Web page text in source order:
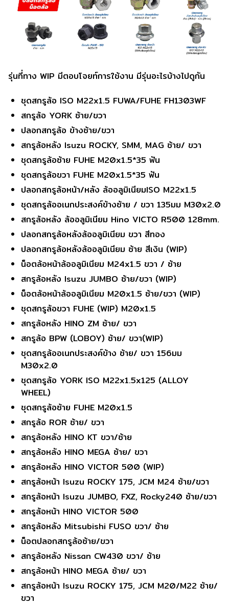
รุ่นที่ทาง WIP มีตอบโจยท์การใช้งาน มีรุ่นอะไรบ้างไปดูกัน
ชุดสกรูล้อ ISO M22x1.5 FUWA/FUHE FH1303WF
สกรูล้อ YORK ซ้าย/ขวา
ปลอกสกรูล้อ ข้างซ้าย/ขวา
สกรูล้อหลัง Isuzu ROCKY, SMM, MAG ซ้าย/ ขวา
ชุดสกรูล้อซ้าย FUHE M20x1.5*35 ฟัน
ชุดสกรูล้อขวา FUHE M20x1.5*35 ฟัน
ปลอกสกรูล้อหน้า/หลัง ล้ออลูมิเนียมISO M22x1.5
ชุดสกรูล้ออเนกประสงค์ข้างซ้าย / ขวา 135มม M30x2.0
สกรูล้อหลัง ล้ออลูมิเนียม Hino VICTO R500 128mm.
ปลอกสกรูล้อหลังล้ออลูมิเนียม ขวา สีทอง
ปลอกสกรูล้อหลังล้ออลูมิเนียม ซ้าย สีเงิน (WIP)
น็อตล้อหน้าล้ออลูมิเนียม M24x1.5 ขวา / ซ้าย
สกรูล้อหลัง Isuzu JUMBO ซ้าย/ขวา (WIP)
น็อตล้อหน้าล้ออลูมิเนียม M20x1.5 ซ้าย/ขวา (WIP)
ชุดสกรูล้อขวา FUHE (WIP) M20x1.5
สกรูล้อหลัง HINO ZM ซ้าย/ ขวา
สกรูล้อ BPW (LOBOY) ซ้าย/ ขวา(WIP)
ชุดสกรูล้ออเนกประสงค์ข้าง ซ้าย/ ขวา 156มม
M30x2.0
ชุดสกรูล้อ YORK ISO M22x1.5x125 (ALLOY
WHEEL)
ชุดสกรูล้อซ้าย FUHE M20x1.5
สกรูล้อ ROR ซ้าย/ ขวา
สกรูล้อหลัง HINO KT ขวา/ซ้าย
สกรูล้อหลัง HINO MEGA ซ้าย/ ขวา
สกรูล้อหลัง HINO VICTOR 500 (WIP)
สกรูล้อหน้า Isuzu ROCKY 175, JCM M24 ซ้าย/ขวา
สกรูล้อหน้า Isuzu JUMBO, FXZ, Rocky240 ซ้าย/ขวา
สกรูล้อหน้า HINO VICTOR 500
สกรูล้อหลัง Mitsubishi FUSO ขวา/ ซ้าย
น็อตปลอกสกรูล้อซ้าย/ขวา
สกรูล้อหลัง Nissan CW430 ขวา/ ซ้าย
สกรูล้อหน้า HINO MEGA ซ้าย/ ขวา
สกรูล้อหน้า Isuzu ROCKY 175, JCM M20/M22 ซ้าย/
ขวา